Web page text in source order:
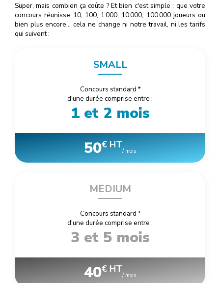
Super, mais combien ça coûte ? Et bien c'est simple : que votre
concours réunisse 10, 100, 1000, 10000, 100000joueurs ou
bien plus encore… cela ne change ni notre travail, ni les tarifs
qui suivent :
SMALL
Concours standard *
d'une durée comprise entre :
1 et 2 mois
50€ HT
/ mois
MEDIUM
Concours standard *
d'une durée comprise entre :
3 et 5 mois
40€ HT
/ mois